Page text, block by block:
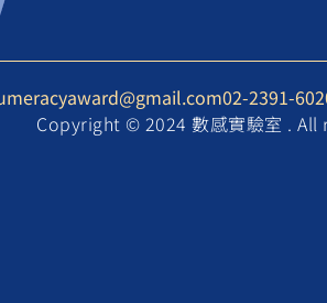
02-2391-
Copyright © 2024 數感實驗室 . All